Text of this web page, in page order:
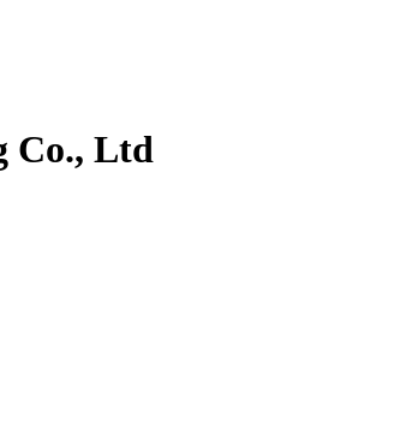
Co., Ltd